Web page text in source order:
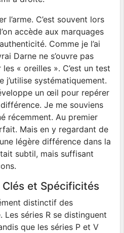
l’arme. C’est souvent lors
accède aux marquages
Comme je l’ai
Darne ne s’ouvre pas
« oreilles ». C’est un test
j’utilise systématiquement.
un œil pour repérer
Je me souviens
récemment. Au premier
Mais en y regardant de
légère différence dans la
subtil, mais suffisant
Clés et Spécificités
distinctif des
Les séries R se distinguent
que les séries P et V